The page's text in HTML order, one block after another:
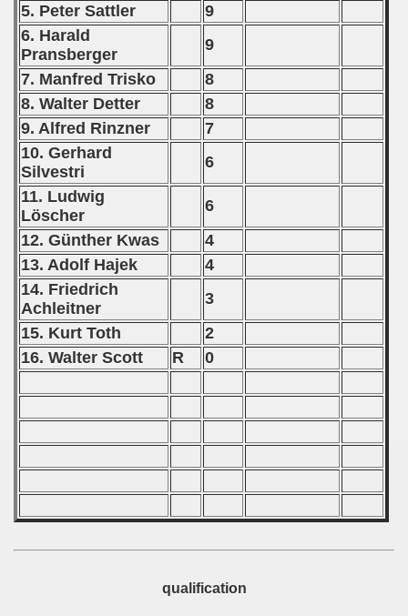
5. Peter Sattler
9
6. Harald
Pransberger
9
7. Manfred Trisko
8
8. Walter Detter
8
9. Alfred Rinzner
7
10. Gerhard
Silvestri
6
11. Ludwig
Löscher
6
12. Günther Kwas
4
13. Adolf Hajek
4
14. Friedrich
Achleitner
3
15. Kurt Toth
2
16. Walter Scott
R 0
qualification
classe
Round
of USSR